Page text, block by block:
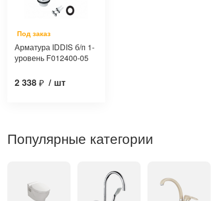
Под заказ
Арматура IDDIS б/п 1-
уровень F012400-05
2 338₽ / шт
Популярные категории